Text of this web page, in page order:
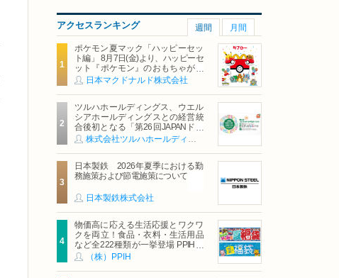
アクセスランキング 週間 月間
ポケモン夏マック「ハッピーセッ
ト編」 8月7日(金)より、ハッピーセ
ット『ポケモン』のおもちゃが期
間限定登場
日本マクドナルド株式会社
ツルハホールディングス、ウエル
シアホールディングスとの経営統
合後初となる「第26回JAPANドラ
ッグストアショー」に出展
株式会社ツルハホールディングス
日本製鉄 2026年夏季における勤
務施策および節電施策について
日本製鉄株式会社
物価高に応える生活応援とワクワ
クを両立！食品・衣料・生活用品
など全222種類が一挙登場 PPIHグ
ループ「夏福袋」＆セール 8月6日
（株）PPIH